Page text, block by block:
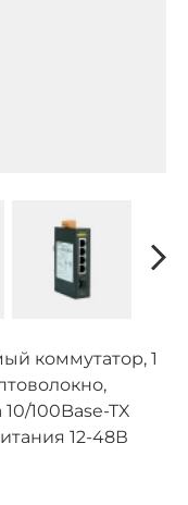
коммутатор, 1
100Base-TX
12-48В